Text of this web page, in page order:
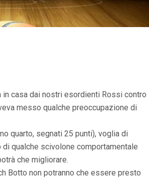
casa dai nostri esordienti Rossi contro
messo qualche preoccupazione di
quarto, segnati 25 punti), voglia di
qualche scivolone comportamentale
che migliorare.
Botto non potranno che essere presto